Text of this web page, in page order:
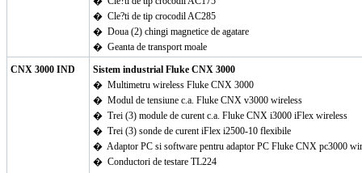
� Cle?ti de tip crocodil AC285
� Doua (2) chingi magnetice de agatare
� Geanta de transport moale
CNX 3000 IND
Sistem industrial Fluke CNX 3000
� Multimetru wireless Fluke CNX 3000
� Modul de tensiune c.a. Fluke CNX v3000 wireless
� Trei (3) module de curent c.a. Fluke CNX i3000 iFlex wireless
� Trei (3) sonde de curent iFlex i2500-10 flexibile
� Adaptor PC si software pentru adaptor PC Fluke CNX pc3000
� Conductori de testare TL224